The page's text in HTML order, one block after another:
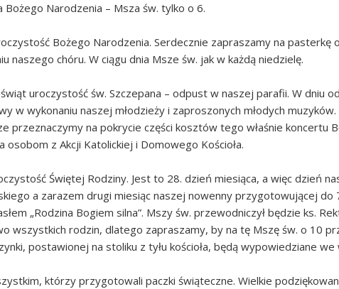
Bożego Narodzenia – Msza św. tylko o 6.
Bożego Narodzenia. Serdecznie zapraszamy na pasterkę
naszego chóru. W ciągu dnia Msze św. jak w każdą niedzielę.
uroczystość św. Szczepana – odpust w naszej parafii. W dniu
w wykonaniu naszej młodzieży i zaproszonych młodych
przeznaczymy na pokrycie części kosztów tego właśnie
osobom z Akcji Katolickiej i Domowego Kościoła.
Świętej Rodziny. Jest to 28. dzień miesiąca, a więc dzień
a zarazem drugi miesiąc naszej nowenny przygotowującej do
„Rodzina Bogiem silna”. Mszy św. przewodniczył będzie ks.
wszystkich rodzin, dlatego zapraszamy, by na tę Mszę św. o 10
postawionej na stoliku z tyłu kościoła, będą wypowiedziane
którzy przygotowali paczki świąteczne. Wielkie